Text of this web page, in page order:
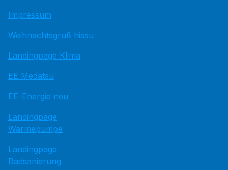
Impressum
Weihnachtsgruß hissu
Landingpage Klima
EE Medatsu
EE-Energie neu
Landingpage
Wärmepumpe
Landingpage
Badsanierung